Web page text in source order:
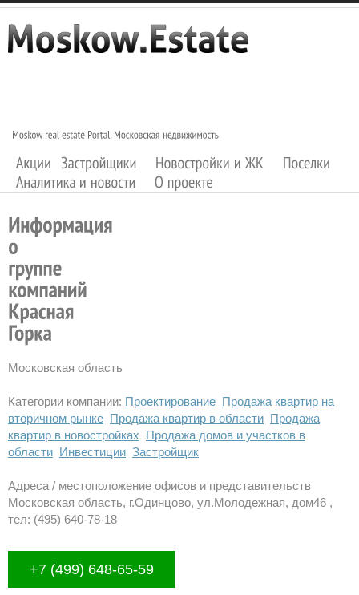
Московская область
Категории компании: Проектирование Продажа квартир на
вторичном рынке Продажа квартир в области Продажа
квартир в новостройках Продажа домов и участков в
области Инвестиции Застройщик
Адреса / местоположение офисов и представительств
Московская область, г.Одинцово, ул.Молодежная, дом46 ,
тел: (495) 640-78-18
+7 (499) 648-65-59